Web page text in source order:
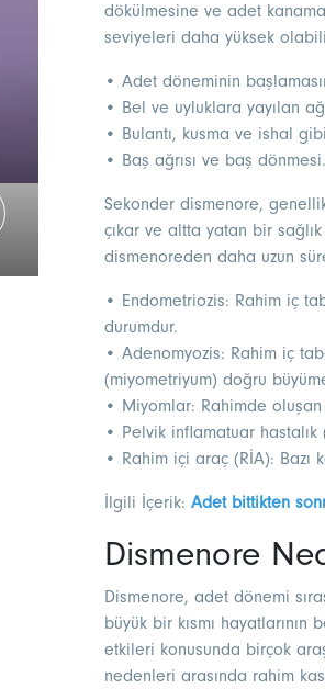
dökülmesine ve adet
seviyeleri daha yüksek
• Adet döneminin
• Bel ve uyluklara yayılan
• Bulantı, kusma ve ishal
• Baş ağrısı ve baş dönmesi.
Sekonder dismenore,
çıkar ve altta yatan bir
dismenoreden daha uzun
• Endometriozis: Rahim iç
durumdur.
• Adenomyozis: Rahim iç
(miyometriyum) doğru
• Miyomlar: Rahimde
• Pelvik inflamatuar hastalık
• Rahim içi araç (RİA): Bazı
İlgili İçerik:Adet bittikten
Dismenore
Dismenore, adet dönemi
büyük bir kısmı
etkileri konusunda birçok
nedenleri arasında rahim